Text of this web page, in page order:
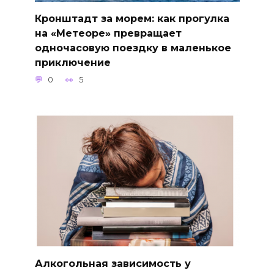
Кронштадт за морем: как прогулка
на «Метеоре» превращает
одночасовую поездку в маленькое
приключение
0 5
Алкогольная зависимость у